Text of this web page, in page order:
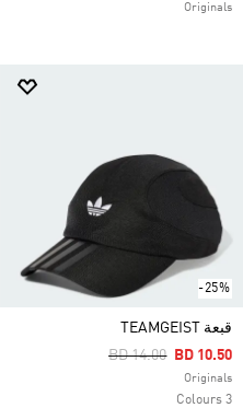
Originals
-25%
قبعة TEAMGEIST
Price Reduced
BD 14.00ToBD 10.50
Originals
3 Colours